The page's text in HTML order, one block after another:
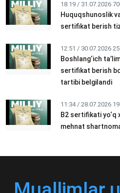
18:19 / 31.07.2026
Huquqshunoslik
sertifikat berish
12:51 / 30.07.2026
Boshlang‘ich
sertifikat berish
tartibi belgilandi
11:34 / 28.07.2026
B2 sertifikati yo‘q
mehnat